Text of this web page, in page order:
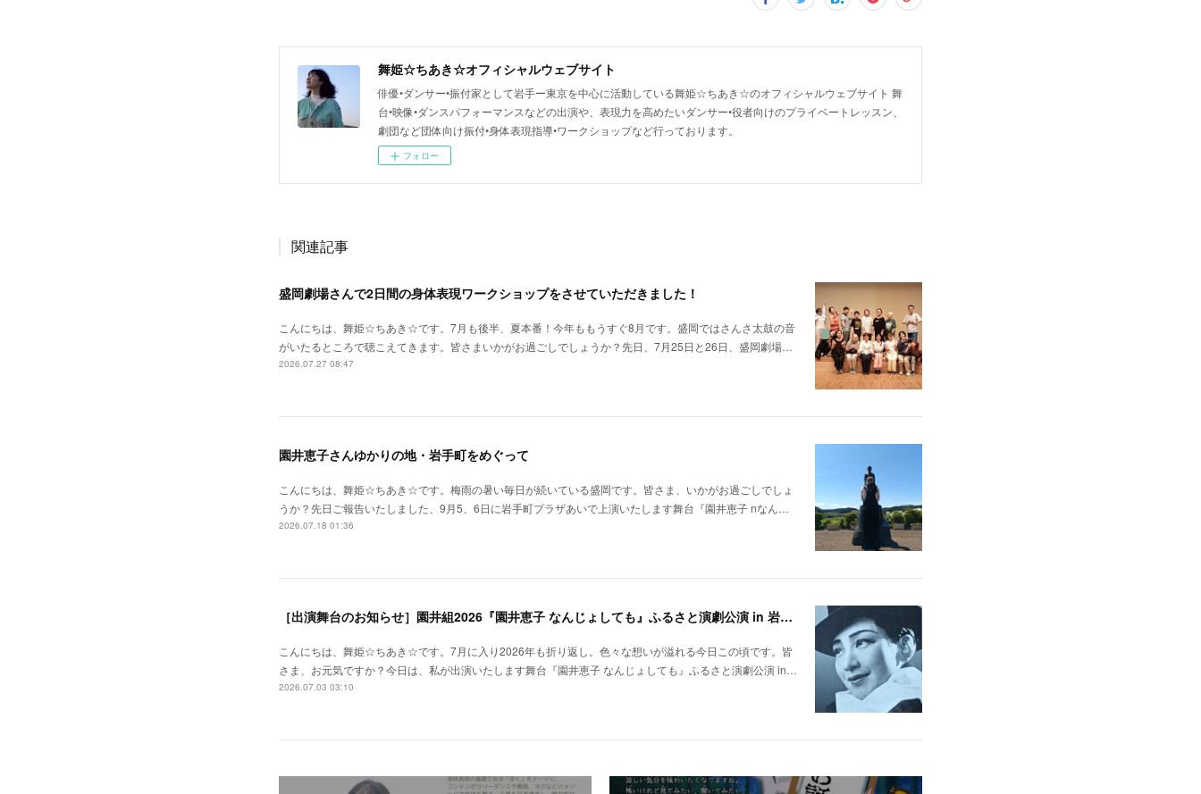
舞姫☆ちあき☆オフィシャルウェブサイト
俳優•ダンサー•振付家として岩手ー東京を中心に活動している舞姫☆ちあき☆のオフィシャルウェブサイト 舞
台•映像•ダンスパフォーマンスなどの出演や、表現力を高めたいダンサー•役者向けのプライベートレッスン、
劇団など団体向け振付•身体表現指導•ワークショップなど行っております。
フォロー
関連記事
盛岡劇場さんで2日間の身体表現ワークショップをさせていただきました！
こんにちは、舞姫☆ちあき☆です。7月も後半、夏本番！今年ももうすぐ8月です。盛岡ではさんさ太鼓の音
がいたるところで聴こえてきます。皆さまいかがお過ごしでしょうか？先日、7月25日と26日、盛岡劇場…
2026.07.27 08:47
園井恵子さんゆかりの地・岩手町をめぐって
こんにちは、舞姫☆ちあき☆です。梅雨の暑い毎日が続いている盛岡です。皆さま、いかがお過ごしでしょ
うか？先日ご報告いたしました、9月5、6日に岩手町プラザあいで上演いたします舞台『園井恵子 nなん…
2026.07.18 01:36
［出演舞台のお知らせ］園井組2026『園井恵子 なんじょしても』ふるさと演劇公演 in 岩手町
こんにちは、舞姫☆ちあき☆です。7月に入り2026年も折り返し。色々な想いが溢れる今日この頃です。皆
さま、お元気ですか？今日は、私が出演いたします舞台『園井恵子 なんじょしても』ふるさと演劇公演 in…
2026.07.03 03:10